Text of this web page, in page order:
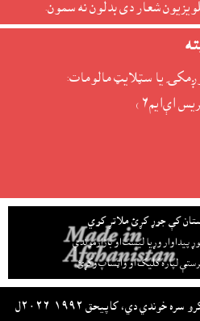
شعار دى بدلون نه سمون.
يا سټلايټ مالومات:
کې جوړ کړئ ملاتړ کوي
پيداوار وړيا ليست او بازارموندې
لپاره کليک او واټساپ وکړئ.
خوندي دي، کاپيحق ١٩٩٢-٢٠٢٦ل